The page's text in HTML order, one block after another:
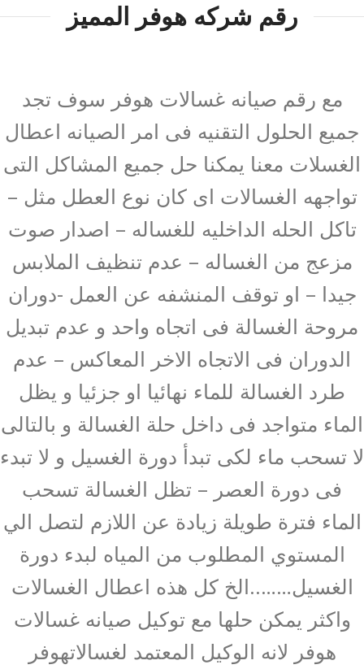
رقم شركه هوفر المميز
مع رقم صيانه غسالات هوفر سوف تجد
جميع الحلول التقنيه فى امر الصيانه اعطال
الغسلات معنا يمكنا حل جميع المشاكل التى
تواجهه الغسالات اى كان نوع العطل مثل –
تاكل الحله الداخليه للغساله – اصدار صوت
مزعج من الغساله – عدم تنظيف الملابس
جيدا – او توقف المنشفه عن العمل -دوران
مروحة الغسالة فى اتجاه واحد و عدم تبديل
الدوران فى الاتجاه الاخر المعاكس – عدم
طرد الغسالة للماء نهائيا او جزئيا و يظل
الماء متواجد فى داخل حلة الغسالة و بالتالى
لا تسحب ماء لكى تبدأ دورة الغسيل و لا تبدء
فى دورة العصر – تظل الغسالة تسحب
الماء فترة طويلة زيادة عن اللازم لتصل الي
المستوي المطلوب من المياه لبدء دورة
الغسيل……..الخ كل هذه اعطال الغسالات
واكثر يمكن حلها مع توكيل صيانه غسالات
هوفر لانه الوكيل المعتمد لغسالاتهوفر